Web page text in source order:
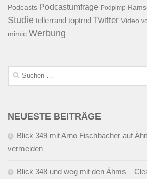
Podcasts Podcastumfrage Podpimp
Studie tellerrand toptrnd Twitter Video
mimic Werbung
Suchen
nach:
NEUESTE BEITRÄGE
Blick 349 mit Arno Fischbacher auf
vermeiden
Blick 348 und weg mit den Ähms –